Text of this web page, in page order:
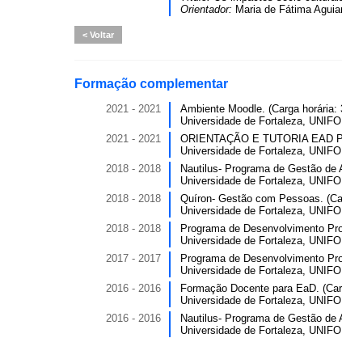
Orientador: Maria de Fátima
Voltar
Formação complementar
2021 - 2021
Ambiente Moodle. (Carga horária:
Universidade de Fortaleza,
2021 - 2021
ORIENTAÇÃO E TUTORIA EAD
Universidade de Fortaleza,
2018 - 2018
Nautilus- Programa de Gestão de
Universidade de Fortaleza,
2018 - 2018
Quíron- Gestão com Pessoas.
Universidade de Fortaleza,
2018 - 2018
Programa de Desenvolvimento
Universidade de Fortaleza,
2017 - 2017
Programa de Desenvolvimento
Universidade de Fortaleza,
2016 - 2016
Formação Docente para EaD.
Universidade de Fortaleza,
2016 - 2016
Nautilus- Programa de Gestão de
Universidade de Fortaleza,